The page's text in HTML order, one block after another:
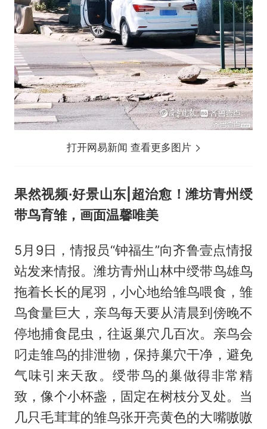
打开网易新闻 查看更多图片
果然视频·好景山东|超治愈！潍坊青州绶
带鸟育雏，画面温馨唯美
5月9日，情报员“钟福生”向齐鲁壹点情报
站发来情报。潍坊青州山林中绶带鸟雄鸟
拖着长长的尾羽，小心地给雏鸟喂食，雏
鸟食量巨大，亲鸟每天要从清晨到傍晚不
停地捕食昆虫，往返巢穴几百次。亲鸟会
叼走雏鸟的排泄物，保持巢穴干净，避免
气味引来天敌。绶带鸟的巢做得非常精
致，像个小杯盏，固定在树枝分叉处。当
几只毛茸茸的雏鸟张开亮黄色的大嘴嗷嗷